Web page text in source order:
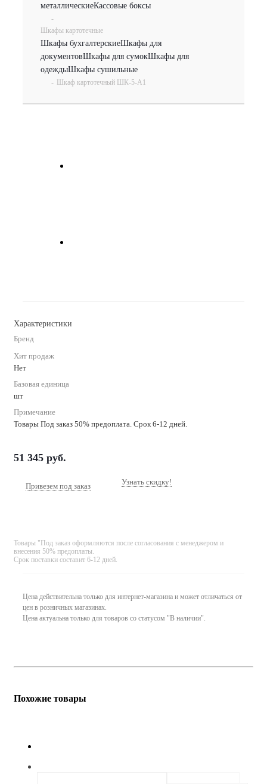
металлическиеКассовые боксы
-
Шкафы картотечные
Шкафы бухгалтерскиеШкафы для
документовШкафы для сумокШкафы для
одеждыШкафы сушильные
- Шкаф картотечный ШК-5-А1
Характеристики
Бренд
Хит продаж
Нет
Базовая единица
шт
Примечание
Товары Под заказ 50% предоплата. Срок 6-12 дней.
51 345 руб.
Привезем под заказ Узнать скидку!
Товары "Под заказ оформляются после согласования с менеджером и
внесения 50% предоплаты.
Срок поставки составит 6-12 дней.
Цена действительна только для интернет-магазина и может отличаться от
цен в розничных магазинах.
Цена актуальна только для товаров со статусом "В наличии".
Похожие товары